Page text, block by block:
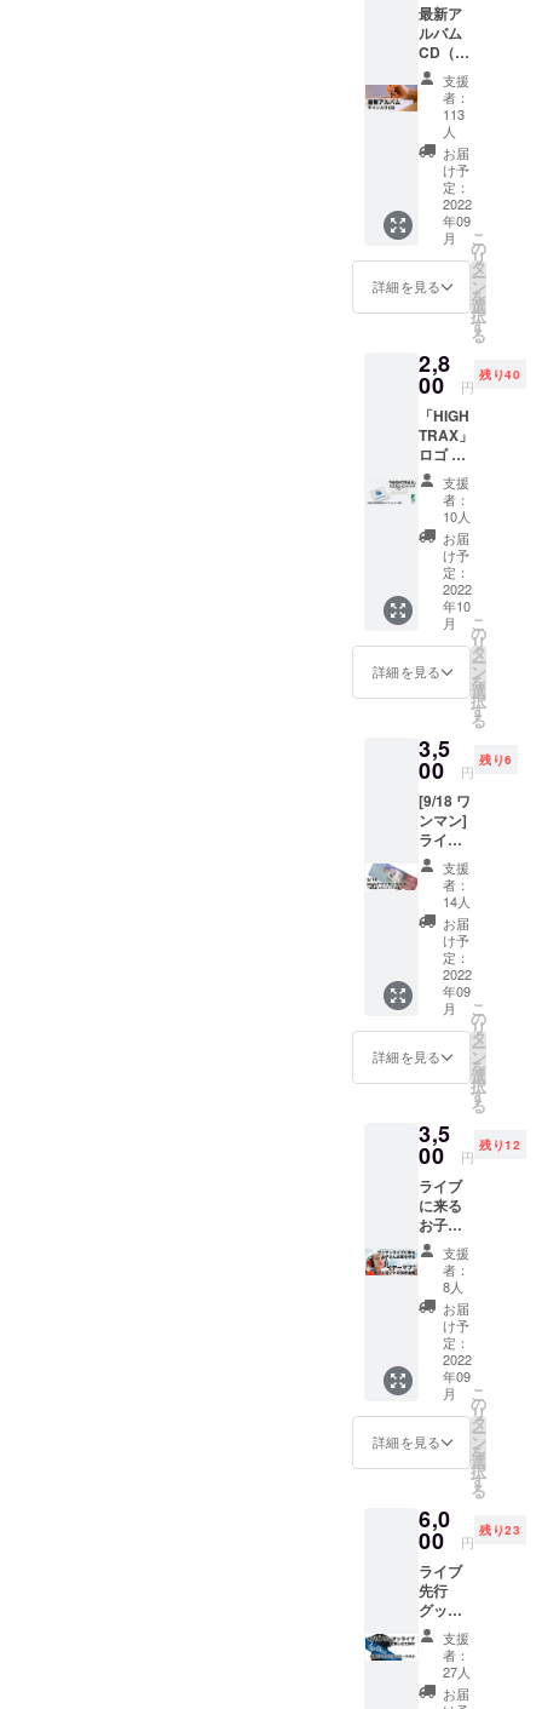
最新ア
ルバム
CD（サ
イン
入） 子
どもた
ちへの
気持ち
を歌っ
「Witho
ut me」
ご当地
ソング
になれ
ちシャ
ワー」
を含む
全５曲
HighT(
ハイ
ト）の
サイン
を入れ
てお送
りしま
す。 送
料込 9
月20日
以降発
送予定
支援
者：
113
人
お届
け予
定：
2022
年09
月
詳細を見る
こ
の
リ
タ
ー
ン
を
選
択
す
る
2,8
00 円
残り40
「HIGH
TRAX」
ロゴ ピ
ンバッ
チ 本体
素材に
お米を
使用し
た環境
に優し
いエコ
な素材
のピン
バッチ
です。
廃棄す
再利用
した
「ライ
スレジ
ン」を
使用し
ていま
す。
支援
者：
10人
お届
け予
定：
2022
年10
月
詳細を見る
こ
の
リ
タ
ー
ン
を
選
択
す
る
3,5
00 円
残り6
[9/18 ワ
ンマン]
ライブ
チケッ
ト A席
スタン
ディン
HighTワ
ンマン
ライブ
2022 -
Road to
NARUT
O
MIRAI
日程:
2022年
9月18日
（日）
時間: 開
場15:00
開演
16:00（
終演
18:00予
定） 場
所: 文化
の森 21
世紀館
イベン
トホー
ル 〒
8070 徳
万町向
寺山 文
化の森
総合公
園
TEL:08
8-668-
1111 ・
全席自
由席 ・
支援
者：
14人
お届
け予
定：
2022
年09
月
詳細を見る
こ
の
リ
タ
ー
ン
を
選
択
す
る
3,5
00 円
残り12
ライブ
に来る
お子さ
んへ耳
を守
る”イ
ヤーマ
フ”をプ
レゼン
トが出
来る権
今回制
作する
アルバ
ムの曲
を発表
イブへ
来るお
子さん
の聴覚
を守る
イヤー
マフで
す。 マ
マ、パ
パもラ
支援
者：
8人
お届
け予
定：
2022
年09
月
詳細を見る
こ
の
リ
タ
ー
ン
を
選
択
す
る
6,0
00 円
残り23
ライブ
先行
グッズ
マフ
ラータ
オル、T
シャツ
支援
者：
27人
お届